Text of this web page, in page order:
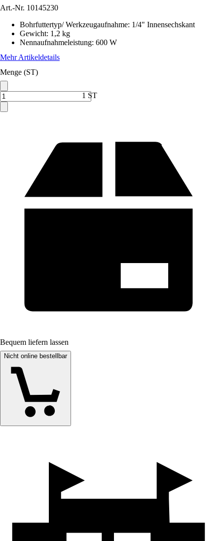
Art.-Nr. 10145230
Bohrfuttertyp/ Werkzeugaufnahme: 1/4" Innensechskant
Gewicht: 1,2 kg
Nennaufnahmeleistung: 600 W
Mehr Artikeldetails
Menge (ST)
1 ST
Bequem liefern lassen
Nicht online bestellbar